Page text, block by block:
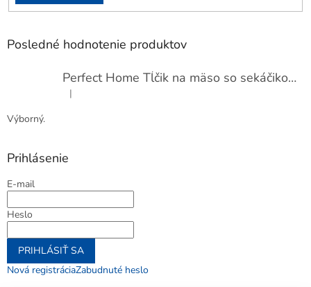
Posledné hodnotenie produktov
Perfect Home Tĺčik na mäso so sekáčikom, 56893
Hodnotenie produktu je 5 z 5 hviezdičiek.
|
Výborný.
Prihlásenie
E-mail
Heslo
PRIHLÁSIŤ SA
Nová registráciaZabudnuté heslo